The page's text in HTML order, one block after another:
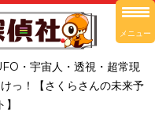
・宇宙人・透視・超常現
っ！【さくらさんの未来予
メニュー